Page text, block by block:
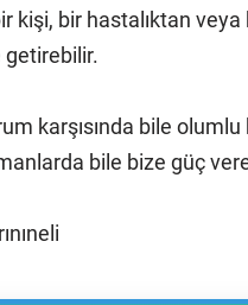
kişi, bir hastalıktan
getirebilir.
karşısında bile
bile bize güç